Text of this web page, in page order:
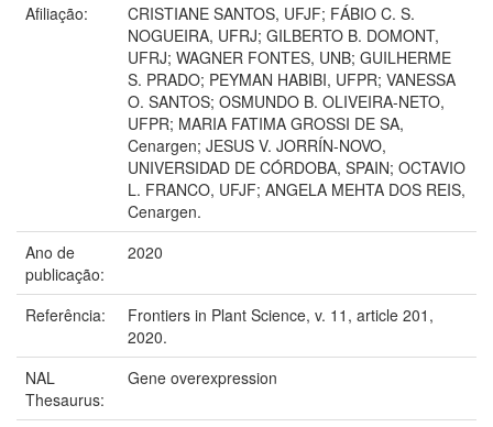
Afiliação:
CRISTIANE SANTOS, UFJF; FÁBIO C. S.
NOGUEIRA, UFRJ; GILBERTO B. DOMONT,
UFRJ; WAGNER FONTES, UNB; GUILHERME
S. PRADO; PEYMAN HABIBI, UFPR; VANESSA
O. SANTOS; OSMUNDO B. OLIVEIRA-NETO,
UFPR; MARIA FATIMA GROSSI DE SA,
Cenargen; JESUS V. JORRÍN-NOVO,
UNIVERSIDAD DE CÓRDOBA, SPAIN; OCTAVIO
L. FRANCO, UFJF; ANGELA MEHTA DOS REIS,
Cenargen.
Ano de
publicação:
2020
Referência:
Frontiers in Plant Science, v. 11, article 201,
2020.
NAL
Thesaurus:
Gene overexpression